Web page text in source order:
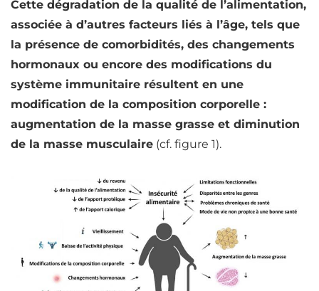
Cette dégradation de la qualité de l’alimentation,
associée à d’autres facteurs liés à l’âge, tels que
la présence de comorbidités, des changements
hormonaux ou encore des modifications du
système immunitaire résultent en une
modification de la composition corporelle :
augmentation de la masse grasse et diminution
de la masse musculaire (cf. figure 1).